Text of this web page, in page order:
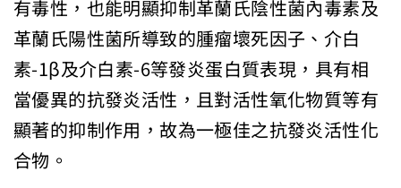
革蘭氏陽性菌所導致的腫瘤壞死因子、介白
素-1β及介白素-6等發炎蛋白質表現，具有相
當優異的抗發炎活性，且對活性氧化物質等有
顯著的抑制作用，故為一極佳之抗發炎活性化
合物。